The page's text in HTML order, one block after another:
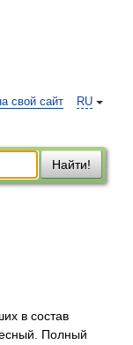
RU
свой сайт
Найти!
в состав
Полный